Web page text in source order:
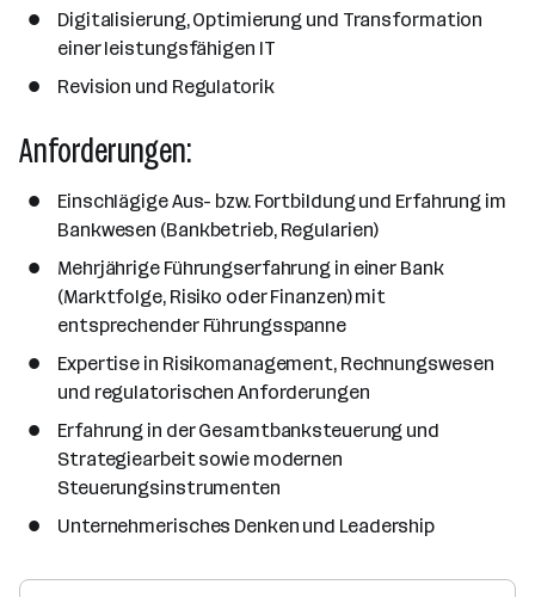
Digitalisierung, Optimierung und Transformation
einer leistungsfähigen IT
Revision und Regulatorik
Anforderungen:
Einschlägige Aus- bzw. Fortbildung und Erfahrung im
Bankwesen (Bankbetrieb, Regularien)
Mehrjährige Führungserfahrung in einer Bank
(Marktfolge, Risiko oder Finanzen) mit
entsprechender Führungsspanne
Expertise in Risikomanagement, Rechnungswesen
und regulatorischen Anforderungen
Erfahrung in der Gesamtbanksteuerung und
Strategiearbeit sowie modernen
Steuerungsinstrumenten
Unternehmerisches Denken und Leadership